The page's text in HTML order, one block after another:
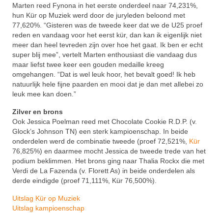
Pers
Contact
Kom gezellig helpen tijdens het NK Dressuur!
Marten reed Fynona in het eerste onderdeel naar 74,231%,
hun Kür op Muziek werd door de juryleden beloond met
77,620%. “Gisteren was de tweede keer dat we de U25 proef
reden en vandaag voor het eerst kür, dan kan ik eigenlijk niet
meer dan heel tevreden zijn over hoe het gaat. Ik ben er echt
super blij mee”, vertelt Marten enthousiast die vandaag dus
maar liefst twee keer een gouden medaille kreeg
omgehangen. “Dat is wel leuk hoor, het bevalt goed! Ik heb
natuurlijk hele fijne paarden en mooi dat je dan met allebei zo
leuk mee kan doen.”
Zilver en brons
Ook Jessica Poelman reed met Chocolate Cookie R.D.P. (v.
Glock’s Johnson TN) een sterk kampioenschap. In beide
onderdelen werd de combinatie tweede (proef 72,521%, Kür
76,825%) en daarmee mocht Jessica de tweede trede van het
podium beklimmen. Het brons ging naar Thalia Rockx die met
Verdi de La Fazenda (v. Florett As) in beide onderdelen als
derde eindigde (proef 71,111%, Kür 76,500%).
Uitslag Kür op Muziek
Uitslag kampioenschap